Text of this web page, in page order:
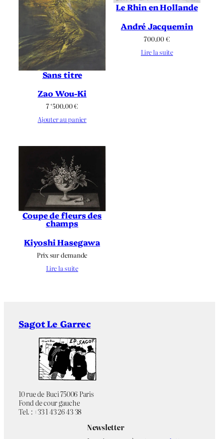
Sans titre
Zao Wou-Ki
7 ‘500.00€
Ajouter au panier
Le Rhin en Hollande
André Jacquemin
700.00€
Lire la suite
Coupe de fleurs des
champs
Kiyoshi Hasegawa
Prix sur demande
Lire la suite
Sagot Le Garrec
10 rue de Buci 75006 Paris
Fond de cour gauche
Tel. : +33 1 43 26 43 38
Newsletter